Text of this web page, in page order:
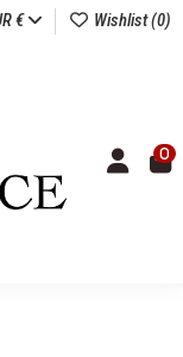
€ Wishlist (0)
0